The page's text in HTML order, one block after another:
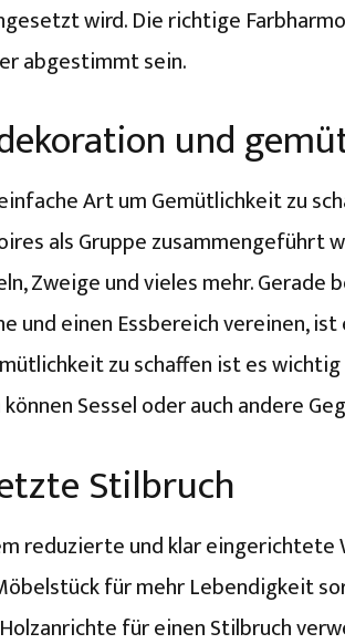
wird. Die richtige
abgestimmt sein.
und
Art um Gemütlichkeit zu
als Gruppe
Zweige und vieles mehr.
und einen Essbereich vereinen,
zu schaffen ist es
Sessel oder auch andere
Stilbruch
reduzierte und klar
für mehr Lebendigkeit
für einen Stilbruch